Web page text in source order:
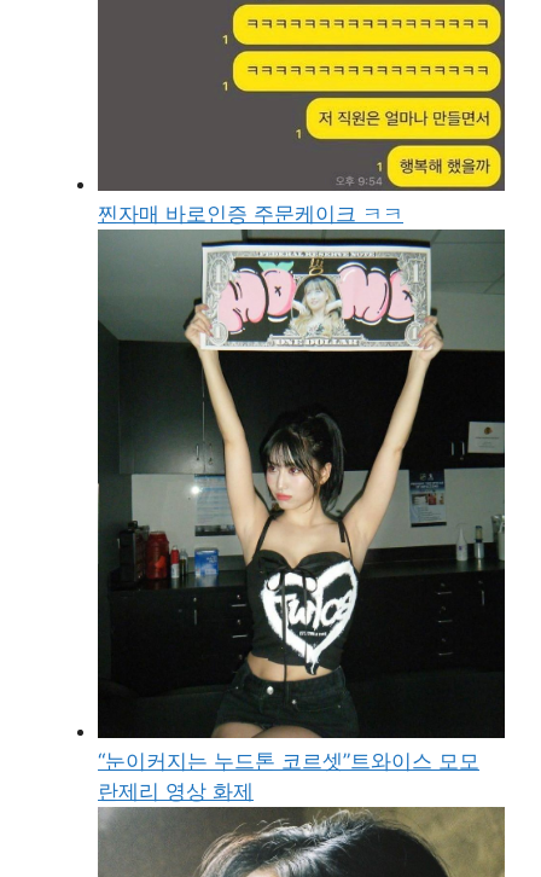
찐자매 바로인증 주문케이크 ㅋㅋ
“눈이커지는 누드톤 코르셋”트와이스 모모
란제리 영상 화제